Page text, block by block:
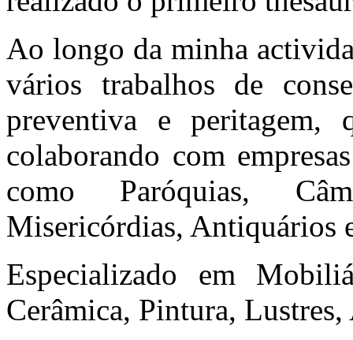
Ao longo da minha
vários trabalhos de
preventiva e peritagem,
colaborando com
como Paróquias,
Misericórdias, Antiquários
Especializado em
Cerâmica, Pintura,